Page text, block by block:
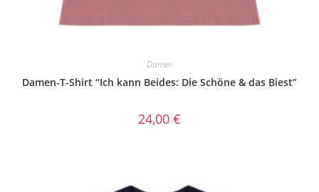
Damen
Damen-T-Shirt “Ich kann Beides: Die Schöne & das Biest”
24,00 €